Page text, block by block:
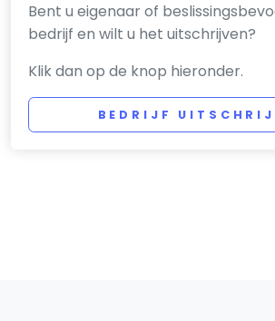
Bent u eigenaar of
bedrijf en wilt u het uitschrijven?
Klik dan op de knop hieronder.
BEDRIJF